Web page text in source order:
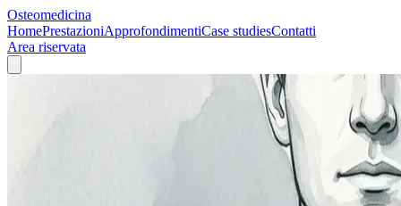
Osteomedicina
HomePrestazioniApprofondimentiCase studiesContatti
Area riservata